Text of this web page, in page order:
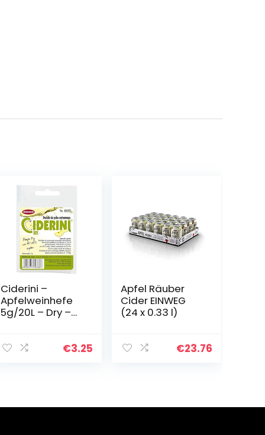
Ciderini –
Apfelweinhefe
5g/20L – Dry –
Apfelwein
€3.25
Apfel Räuber
Cider EINWEG
(24 x 0.33 l)
€23.76